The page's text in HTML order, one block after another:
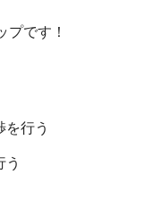
プです！
を行う
う